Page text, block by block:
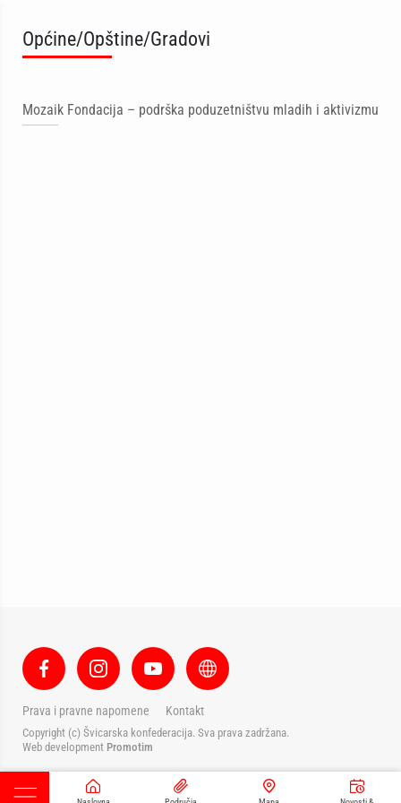
Općine/Opštine/Gradovi
Mozaik Fondacija – podrška poduzetništvu mladih i aktivizmu
Prava i pravne napomene Kontakt
Copyright (c) Švicarska konfederacija. Sva prava zadržana.
Web development Promotim